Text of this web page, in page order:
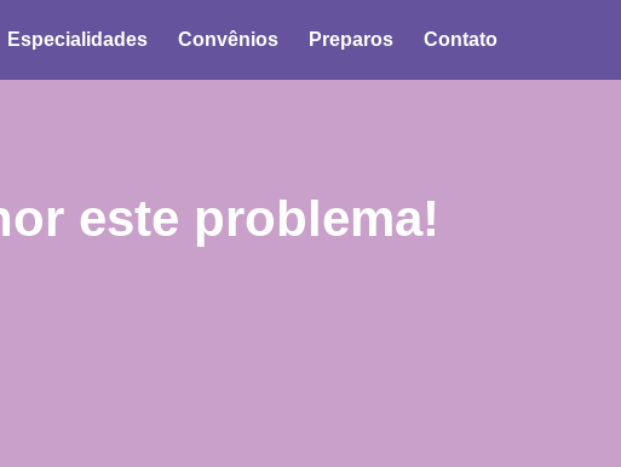
Especialidades Convênios Preparos Contato
este problema!